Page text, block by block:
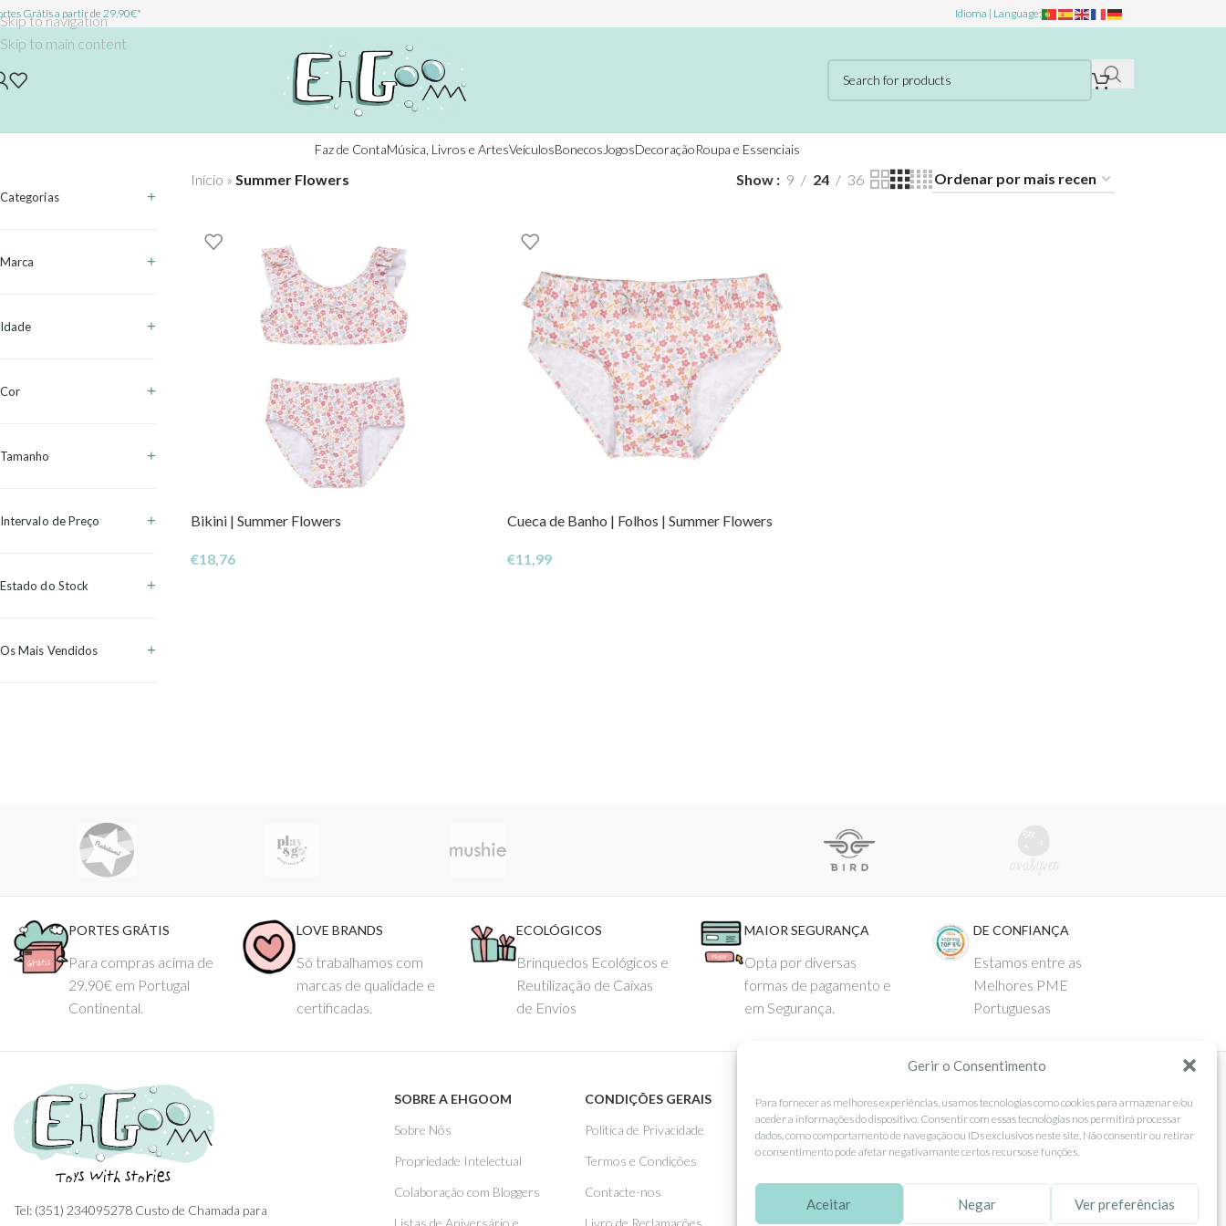
Gerir o Consentimento
Para fornecer as melhores experiências, usamos tecnologias como cookies para armazenar e/ou
aceder a informações do dispositivo. Consentir com essas tecnologias nos permitirá processar
dados, como comportamento de navegação ou IDs exclusivos neste site. Não consentir ou retirar
o consentimento pode afetar negativamante certos recursos e funções.
Aceitar Negar Ver preferências
Skip to navigation
Skip to main content
Grátis a partir de 29.90€* Idioma | Language:
Faz de ContaMúsica, Livros e ArtesVeículosBonecos JogosDecoraçãoRoupa e Essenciais
Categorias
Marca
Idade
Cor
Tamanho
Intervalo de Preço
Estado do Stock
Os Mais Vendidos
Início » Summer Flowers Show 9 24 36
Bikini | Summer Flowers
€18,76
Cueca de Banho | Folhos | Summer Flowers
€11,99
PORTES GRÁTIS
Para compras acima de
29.90€ em Portugal
Continental.
LOVE BRANDS
Só trabalhamos com
marcas de qualidade e
certificadas.
ECOLÓGICOS
Brinquedos Ecológicos e
Reutilização de Caixas
de Envios
MAIOR SEGURANÇA
Opta por diversas
formas de pagamento e
em Segurança.
DE CONFIANÇA
Estamos entre as
Melhores PME
Portuguesas
Tel: (351) 234095278 Custo de Chamada para
SOBRE A EHGOOM
Sobre Nós
Propriedade Intelectual
Colaboração com Bloggers
Listas de Aniversário e
CONDIÇÕES GERAIS
Politica de Privacidade
Termos e Condições
Contacte-nos
Livro de Reclamações
APOIO AO CLIENTE
Como Comprar
Pagamentos
Trocas e Devoluções
SEGUE-NOS
Facebook
Instagram
X